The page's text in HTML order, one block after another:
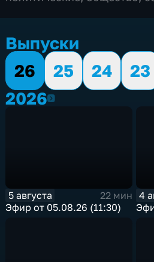
Выпуски
26
25 24 23
20262026
5 августа
22 мин
Эфир от 05.08.26 (11:30)
4